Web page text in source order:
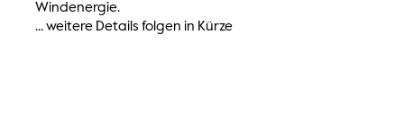
Windenergie.
... weitere Details folgen in Kürze